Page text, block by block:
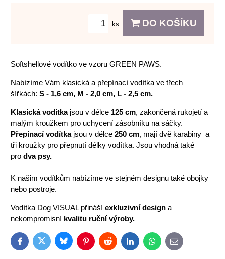
ks DO KOŠÍKU
Softshellové vodítko ve vzoru GREEN PAWS.
Nabízíme Vám klasická a přepínací vodítka ve třech
šířkách: S - 1,6 cm, M - 2,0 cm, L - 2,5 cm.
Klasická vodítkajsou v délce 125 cm, zakončená rukojetí a
malým kroužkem pro uchycení zásobníku na sáčky.
Přepínací vodítkajsou v délce 250 cm, mají dvě karabiny a
tři kroužky pro přepnutí délky vodítka. Jsou vhodná také
pro dva psy.
K našim vodítkům nabízíme ve stejném designu také obojky
nebo postroje.
Vodítka Dog VISUAL přináší exkluzivní design a
nekompromisní kvalitu ruční výroby.
FacebookTwitter BlueskyPinterestReddit LinkedInWhatsApp
E-
mail